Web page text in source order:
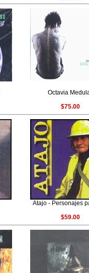
Octavia
$75.00
Atajo - Personajes
$59.00